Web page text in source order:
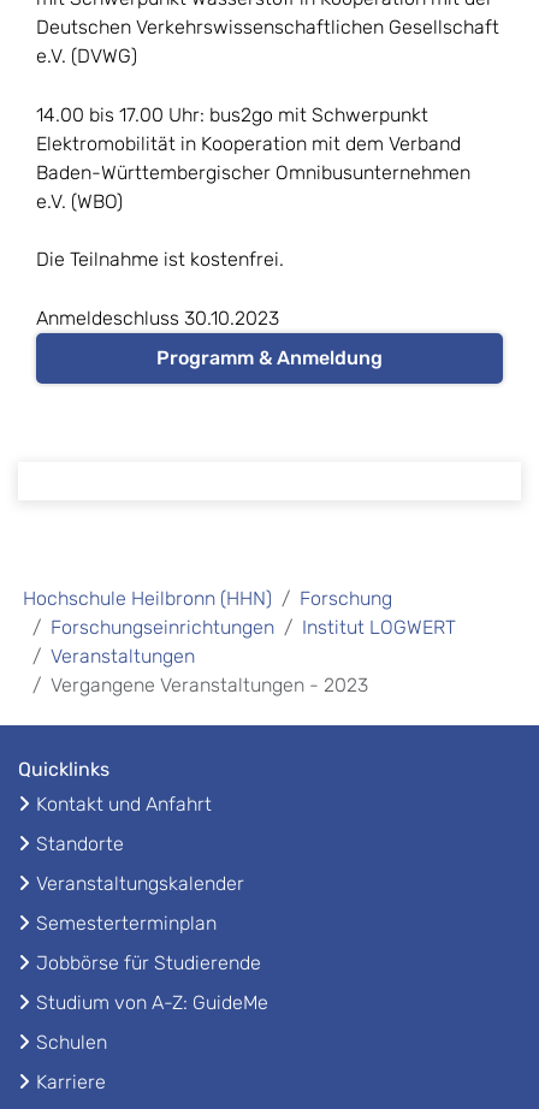
Deutschen Verkehrswissenschaftlichen Gesellschaft
e.V. (DVWG)
14.00 bis 17.00 Uhr: bus2go mit Schwerpunkt
Elektromobilität in Kooperation mit dem Verband
Baden-Württembergischer Omnibusunternehmen
e.V. (WBO)
Die Teilnahme ist kostenfrei.
Anmeldeschluss 30.10.2023
Programm & Anmeldung
Hochschule Heilbronn (HHN)
Forschung
Forschungseinrichtungen
Institut LOGWERT
Veranstaltungen
Vergangene Veranstaltungen - 2023
Quicklinks
Kontakt und Anfahrt
Standorte
Veranstaltungskalender
Semesterterminplan
Jobbörse für Studierende
Studium von A-Z: GuideMe
Schulen
Karriere